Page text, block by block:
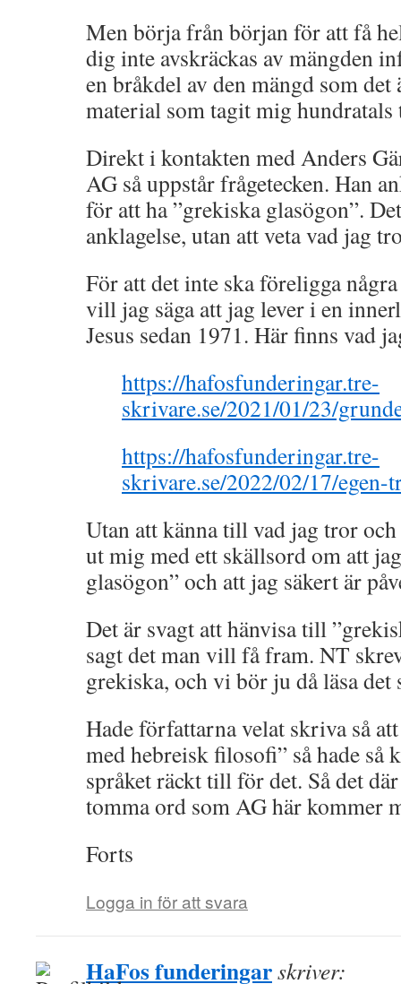
Men börja från början för att få
dig inte avskräckas av mängden
en bråkdel av den mängd som
material som tagit mig hundratals
Direkt i kontakten med Anders
AG så uppstår frågetecken. Han
för att ha ”grekiska glasögon”.
anklagelse, utan att veta vad jag
För att det inte ska föreligga
vill jag säga att jag lever i en
Jesus sedan 1971. Här finns vad
https://hafosfunderingar.tre-
skrivare.se/2021/01/23/
https://hafosfunderingar.tre-
skrivare.se/2022/02/17/egen-
Utan att känna till vad jag tror
ut mig med ett skällsord om att
glasögon” och att jag säkert är
Det är svagt att hänvisa till
sagt det man vill få fram. NT
grekiska, och vi bör ju då läsa det
Hade författarna velat skriva så
med hebreisk filosofi” så hade så
språket räckt till för det. Så det
tomma ord som AG här kommer
Forts
Logga in för att svara
HaFos funderingarskriver: